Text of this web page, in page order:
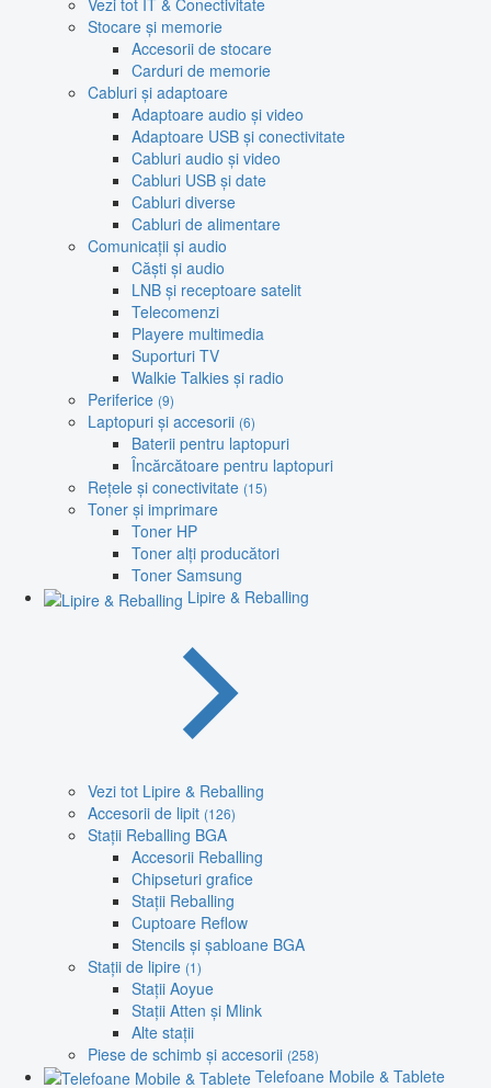
Vezi tot IT & Conectivitate
Stocare și memorie
Accesorii de stocare
Carduri de memorie
Cabluri și adaptoare
Adaptoare audio și video
Adaptoare USB și conectivitate
Cabluri audio și video
Cabluri USB și date
Cabluri diverse
Cabluri de alimentare
Comunicații și audio
Căști și audio
LNB și receptoare satelit
Telecomenzi
Playere multimedia
Suporturi TV
Walkie Talkies și radio
Periferice (9)
Laptopuri și accesorii (6)
Baterii pentru laptopuri
Încărcătoare pentru laptopuri
Rețele și conectivitate (15)
Toner și imprimare
Toner HP
Toner alți producători
Toner Samsung
Lipire & Reballing
Vezi tot Lipire & Reballing
Accesorii de lipit (126)
Stații Reballing BGA
Accesorii Reballing
Chipseturi grafice
Stații Reballing
Cuptoare Reflow
Stencils și șabloane BGA
Stații de lipire (1)
Stații Aoyue
Stații Atten și Mlink
Alte stații
Piese de schimb și accesorii (258)
Telefoane Mobile & Tablete